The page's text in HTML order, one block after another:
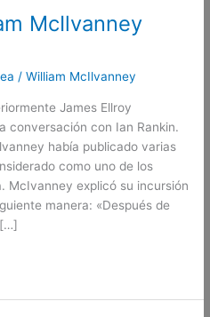
McIlvanney
/William McIlvanney
James Ellroy
conversación con Ian Rankin.
había publicado varias
como uno de los
McIvanney explicó su incursión
manera: «Después de